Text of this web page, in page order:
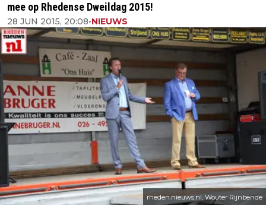
mee op Rhedense Dweildag 2015!
28 JUN 2015, 20:08•NIEUWS
rheden.nieuws.nl, Wouter Rijnbende